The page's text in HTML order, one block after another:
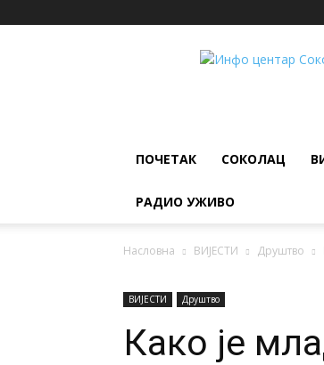
ИНФО
ПОЧЕТАК СОКОЛАЦ
РАДИО УЖИВО
Насловна ВИЈЕСТИ Друштво
ВИЈЕСТИ Друштво
Како је